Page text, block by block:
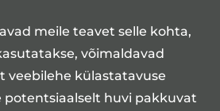
meile teavet selle kohta,
võimaldavad
veebilehe külastatavuse
potentsiaalselt huvi pakkuvat
oleme kasvanud üheks
Eestis, mis
nii Tartus